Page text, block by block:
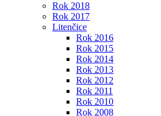
Rok 2018
Rok 2017
Litenčice
Rok 2016
Rok 2015
Rok 2014
Rok 2013
Rok 2012
Rok 2011
Rok 2010
Rok 2008